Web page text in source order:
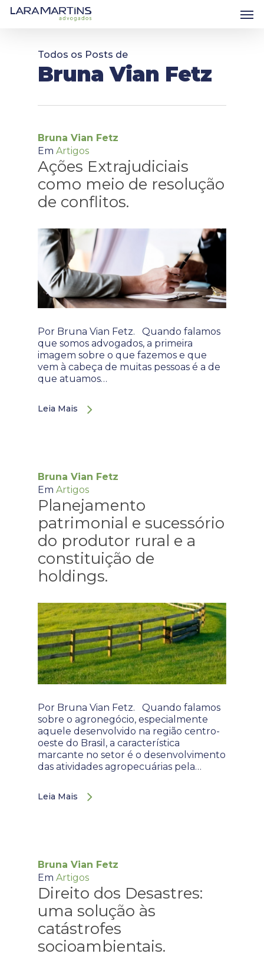
Skip
Todos os Posts de
Bruna Vian Fetz
Bruna Vian Fetz
Em Artigos
Ações Extrajudiciais
como meio de resolução
de conflitos.
Por Bruna Vian Fetz. Quando falamos
que somos advogados, a primeira
imagem sobre o que fazemos e que
vem à cabeça de muitas pessoas é a de
que atuamos…
Leia Mais
Bruna Vian Fetz
Em Artigos
Planejamento
patrimonial e sucessório
do produtor rural e a
constituição de
holdings.
Por Bruna Vian Fetz. Quando falamos
sobre o agronegócio, especialmente
aquele desenvolvido na região centro-
oeste do Brasil, a característica
marcante no setor é o desenvolvimento
das atividades agropecuárias pela…
Leia Mais
Bruna Vian Fetz
Em Artigos
Direito dos Desastres:
uma solução às
catástrofes
socioambientais.